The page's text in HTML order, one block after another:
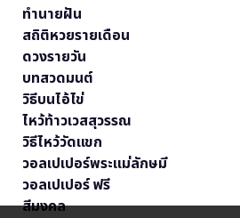
ทำนายฝัน
สถิติหวยรายเดือน
ดวงรายวัน
บทสวดมนต์
วิธีบนไอ้ไข่
ไหว้ท้าวเวสสุวรรณ
วิธีไหว้วัดแขก
วอลเปเปอร์พระแม่ลักษมี
วอลเปเปอร์ ฟรี
สีมงคล